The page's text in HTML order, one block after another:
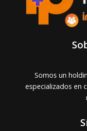
Somos un
especializados en